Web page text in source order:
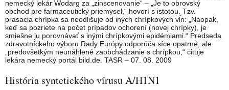
nemecký lekár Wodarg za „zinscenovanie“ – „Je to obrovský
obchod pre farmaceutický priemysel,“ hovorí s istotou. Tzv.
prasacia chrípka sa neodlišuje od iných chrípkových vĺn: „Naopak,
keď sa pozriete na počet prípadov ochorení (novej chrípky), je
smiešne ju porovnávať s inými chrípkovými epidémiami.“ Predseda
zdravotníckeho výboru Rady Európy odporúča síce opatrné, ale
„predovšetkým neunáhlené zaobchádzanie s chrípkou,“ cituje
lekára nemecký portál bild.de. TASR – 07. 08. 2009
História syntetického vírusu A/H1N1